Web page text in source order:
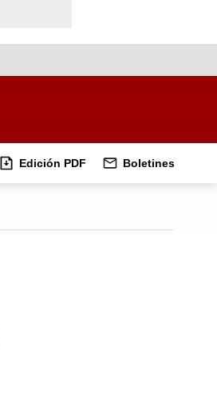
Edición PDF Boletines